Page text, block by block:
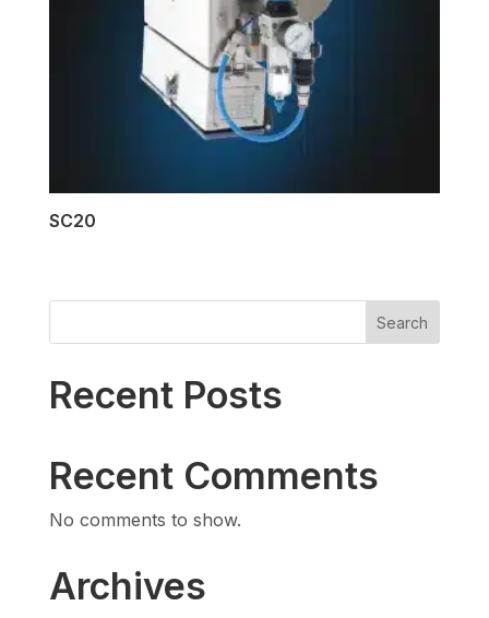
SC20
Search
Recent Posts
Recent Comments
No comments to show.
Archives